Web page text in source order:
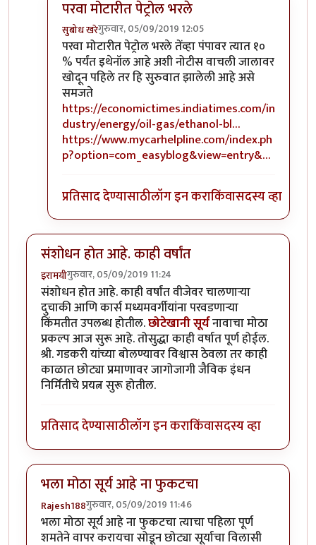
परवा मोटारीत पेट्रोल भरले
सुबोध खरेगुरुवार, 05/09/2019 12:05
In reply toचिगोजीbyभंकस बाबा
परवा मोटारीत पेट्रोल भरले तेंव्हा पंपावर त्यात १०
% पर्यंत इथेनॉल आहे अशी नोटीस वाचली जालावर
खोदून पहिले तर हि सुरुवात झालेली आहे असे
समजते
https://economictimes.indiatimes.com/in
dustry/energy/oil-gas/ethanol-bl…
https://www.mycarhelpline.com/index.ph
p?option=com_easyblog&view=entry&…
प्रतिसाद देण्यासाठीलॉग इन कराकिंवासदस्य व्हा
संशोधन होत आहे. काही वर्षांत
इरामयीगुरुवार, 05/09/2019 11:24
संशोधन होत आहे. काही वर्षांत वीजेवर चालणाऱ्या
दुचाकी आणि कार्स मध्यमवर्गीयांना परवडणाऱ्या
किंमतीत उपलब्ध होतील.छोटेखानी सूर्यनावाचा मोठा
प्रकल्प आज सुरू आहे. तोसुद्धा काही वर्षात पूर्ण होईल.
श्री. गडकरी यांच्या बोलण्यावर विश्वास ठेवला तर काही
काळात छोट्या प्रमाणावर जागोजागी जैविक इंधन
निर्मितीचे प्रयत्न सुरू होतील.
प्रतिसाद देण्यासाठीलॉग इन कराकिंवासदस्य व्हा
भला मोठा सूर्य आहे ना फुकटचा
Rajesh188गुरुवार, 05/09/2019 11:46
भला मोठा सूर्य आहे ना फुकटचा त्याचा पहिला पूर्ण
शमतेने वापर करायचा सोडून छोट्या सूर्याचा विलासी